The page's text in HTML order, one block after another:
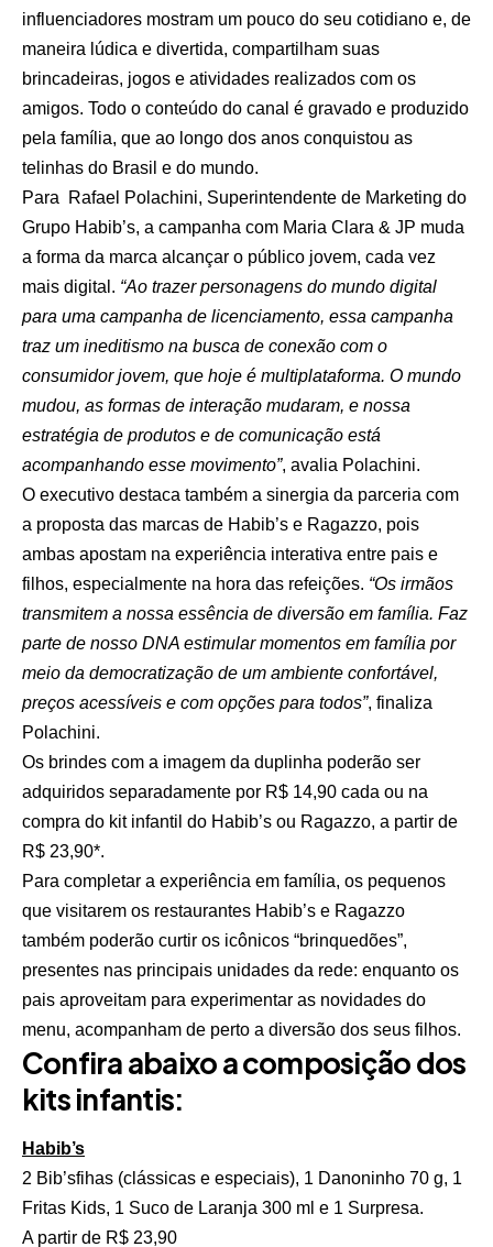
influenciadores mostram um pouco do seu cotidiano e, de
maneira lúdica e divertida, compartilham suas
brincadeiras, jogos e atividades realizados com os
amigos. Todo o conteúdo do canal é gravado e produzido
pela família, que ao longo dos anos conquistou as
telinhas do Brasil e do mundo.
Para Rafael Polachini, Superintendente de Marketing do
Grupo Habib’s, a campanha com Maria Clara & JP muda
a forma da marca alcançar o público jovem, cada vez
mais digital. “Ao trazer personagens do mundo digital
para uma campanha de licenciamento, essa campanha
traz um ineditismo na busca de conexão com o
consumidor jovem, que hoje é multiplataforma. O mundo
mudou, as formas de interação mudaram, e nossa
estratégia de produtos e de comunicação está
acompanhando esse movimento”, avalia Polachini.
O executivo destaca também a sinergia da parceria com
a proposta das marcas de Habib’s e Ragazzo, pois
ambas apostam na experiência interativa entre pais e
filhos, especialmente na hora das refeições. “Os irmãos
transmitem a nossa essência de diversão em família. Faz
parte de nosso DNA estimular momentos em família por
meio da democratização de um ambiente confortável,
preços acessíveis e com opções para todos”, finaliza
Polachini.
Os brindes com a imagem da duplinha poderão ser
adquiridos separadamente por R$ 14,90 cada ou na
compra do kit infantil do Habib’s ou Ragazzo, a partir de
R$ 23,90*.
Para completar a experiência em família, os pequenos
que visitarem os restaurantes Habib’s e Ragazzo
também poderão curtir os icônicos “brinquedões”,
presentes nas principais unidades da rede: enquanto os
pais aproveitam para experimentar as novidades do
menu, acompanham de perto a diversão dos seus filhos.
Confira abaixo a composição dos
kits infantis:
Habib’s
2 Bib’sfihas (clássicas e especiais), 1 Danoninho 70 g, 1
Fritas Kids, 1 Suco de Laranja 300 ml e 1 Surpresa.
A partir de R$ 23,90